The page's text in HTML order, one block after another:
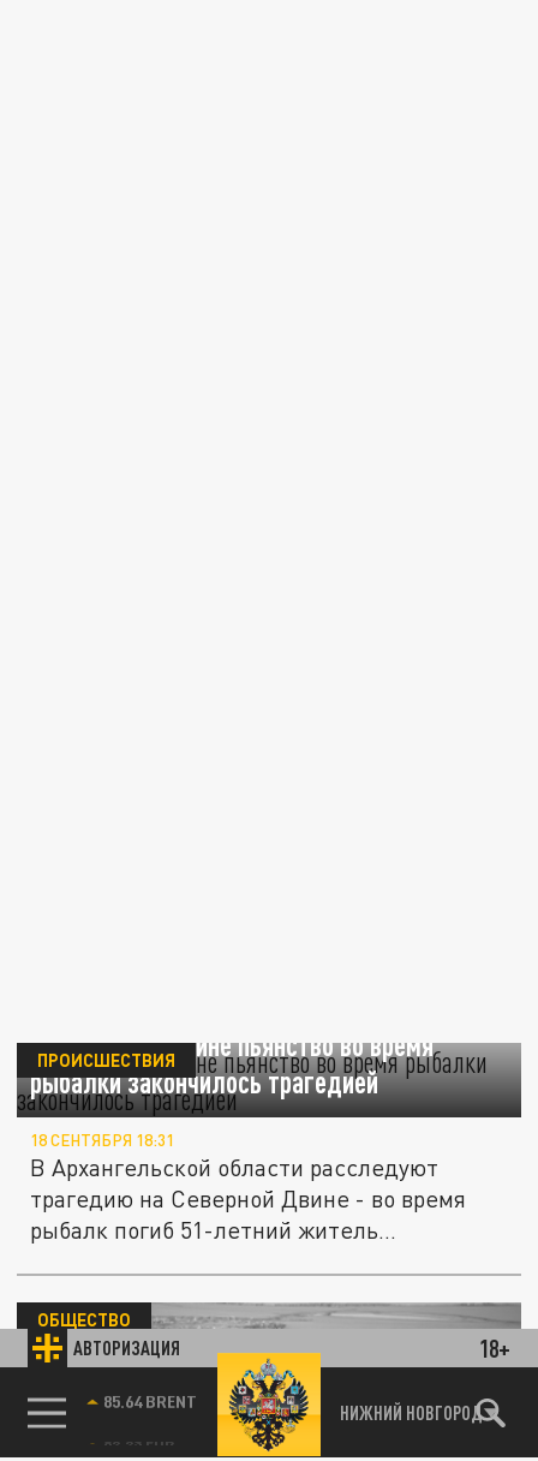
АВТОРИЗАЦИЯ 18+
85.64 BRENT НИЖНИЙ НОВГОРОД
На Северной Двине пьянство во время
рыбалки закончилось трагедией
ПРОИСШЕСТВИЯ
18 СЕНТЯБРЯ 18:31
В Архангельской области расследуют
трагедию на Северной Двине - во время
рыбалк погиб 51-летний житель...
ОБЩЕСТВО